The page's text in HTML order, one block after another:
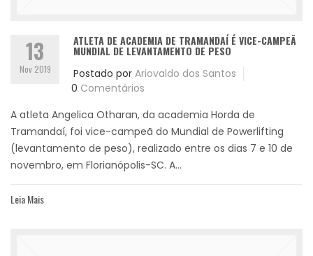
13
Nov 2019
ATLETA DE ACADEMIA DE TRAMANDAÍ É VICE-CAMPEÃ
MUNDIAL DE LEVANTAMENTO DE PESO
Postado por Ariovaldo dos Santos
0 Comentários
A atleta Angelica Otharan, da academia Horda de
Tramandaí, foi vice-campeã do Mundial de Powerlifting
(levantamento de peso), realizado entre os dias 7 e 10 de
novembro, em Florianópolis-SC. A...
Leia Mais